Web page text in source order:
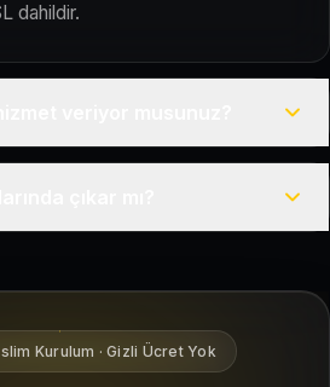
dahildir.
müşterilerin sizi bulmasına
Kurulum · Gizli Ücret Yok